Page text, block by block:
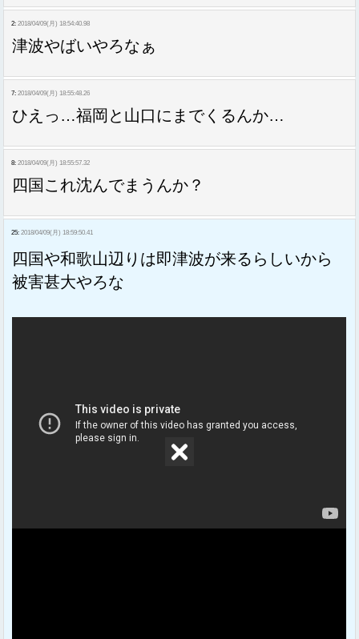
2: 2018/04/09(月) 18:54:40.98
津波やばいやろなぁ
7: 2018/04/09(月) 18:55:48.26
ひえっ…福岡と山口にまでくるんか…
8: 2018/04/09(月) 18:55:57.32
四国これ沈んでまうんか？
25: 2018/04/09(月) 18:59:50.41
四国や和歌山辺りは即津波が来るらしいから
被害甚大やろな